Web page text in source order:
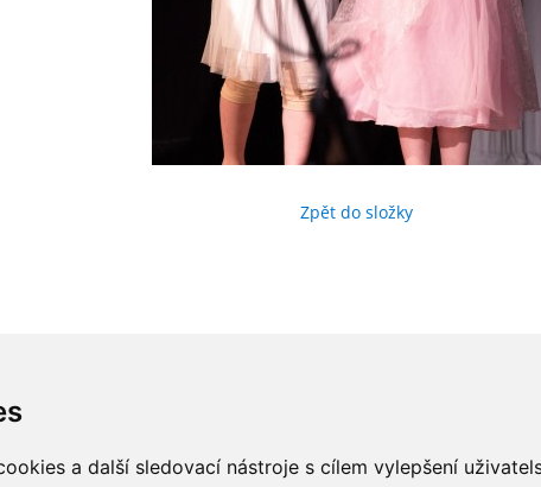
a další sledovací nástroje s cílem vylepšení
Zpět do složky